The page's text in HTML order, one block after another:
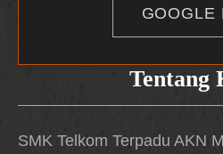
Tentang
SMK Telkom Terpadu AKN
GOOGLE